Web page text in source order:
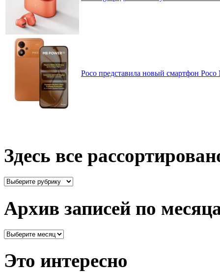
Poco представила новый смартфон
Здесь все
Здесь
Архив записей по
Архив
месяцам
Это интересно